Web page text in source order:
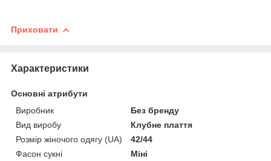
Приховати
Характеристики
Основні атрибути
Виробник
Без бренду
Вид виробу
Клубне плаття
Розмір жіночого одягу (UA)
42/44
Фасон сукні
Міні